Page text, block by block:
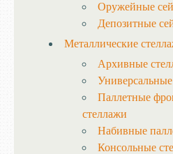
Оружейные
Депозитные
Металлические
Архивные
Паллетные
стеллажи
Набивные
Консольные